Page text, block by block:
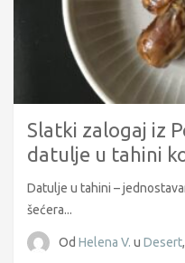
Slatki zalogaj iz
datulje u tahini
griz
Datulje u tahini –
šećera...
Od Helena V. u Desert,